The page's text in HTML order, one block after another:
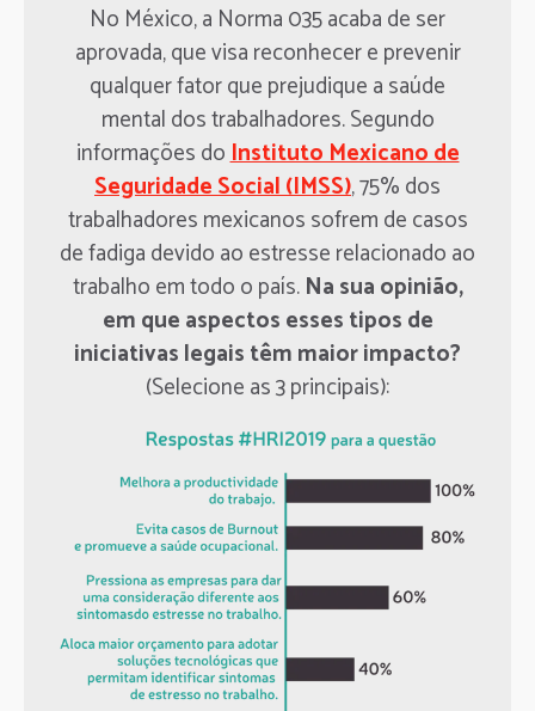
No México, a Norma 035 acaba de ser
aprovada, que visa reconhecer e prevenir
qualquer fator que prejudique a saúde
mental dos trabalhadores. Segundo
informações doInstituto Mexicano de
Seguridade Social (IMSS), 75% dos
trabalhadores mexicanos sofrem de casos
de fadiga devido ao estresse relacionado ao
trabalho em todo o país.Na sua opinião,
em que aspectos esses tipos de
iniciativas legais têm maior impacto?
(Selecione as 3 principais):